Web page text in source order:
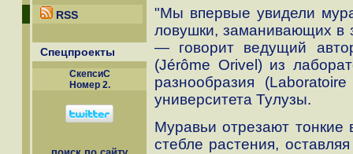
RSS
Спецпроекты
СкепсиС
Номер 2.
"Мы впервые увидели
ловушки, заманивающих в
— говорит ведущий
(Jérôme Orivel) из
разнообразия
университета Тулузы.
Муравьи отрезают тонкие
стебле растения,